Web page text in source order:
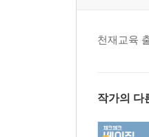
천재교육
작가의 다